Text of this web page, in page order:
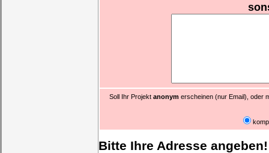
Soll Ihr Projekt anonym erscheinen (nur Email), oder
Bitte Ihre Adresse angeben!